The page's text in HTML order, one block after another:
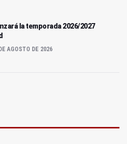
la temporada 2026/2027
AGOSTO DE 2026